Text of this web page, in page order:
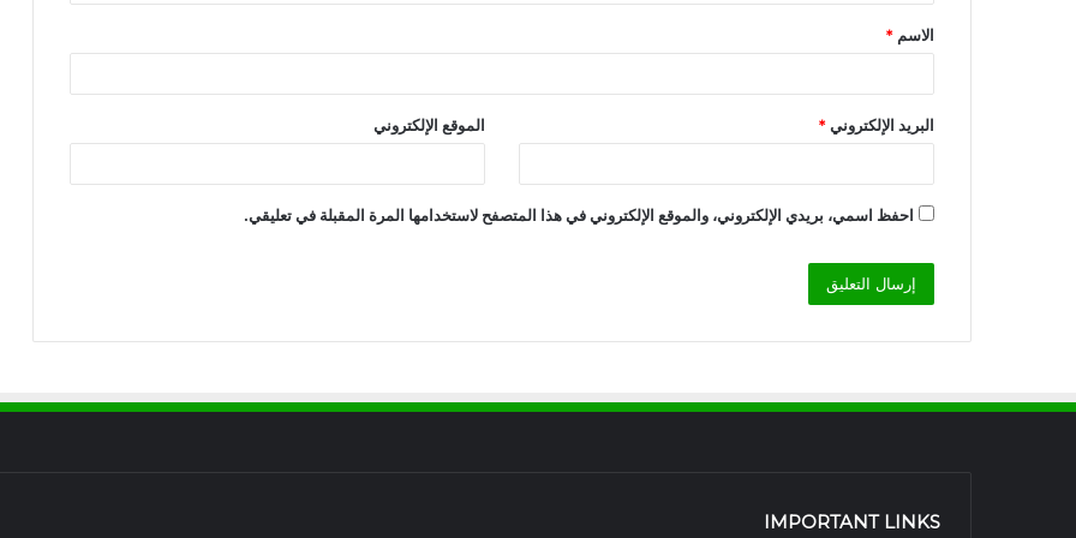
*
الاسم *
البريد الإلكتروني* الموقع الإلكتروني
احفظ اسمي، بريدي الإلكتروني، والموقع الإلكتروني في هذا المتصفح لاستخدامها المرة المقبلة في تعليقي.
IMPORTANT LINKS